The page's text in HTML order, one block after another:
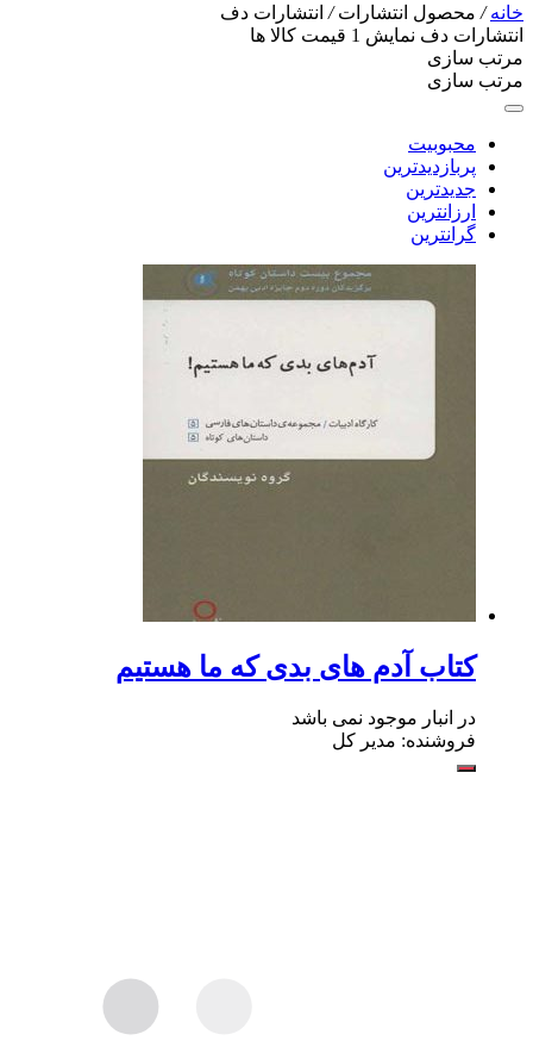
خانه/ محصول انتشارات/ انتشارات دف
انتشارات دف نمایش 1 قیمت کالا ها
مرتب سازی
مرتب سازی
محبوبیت
پربازدیدترین
جدیدترین
ارزانترین
گرانترین
کتاب آدم های بدی که ما هستیم
در انبار موجود نمی باشد
فروشنده: مدیر کل